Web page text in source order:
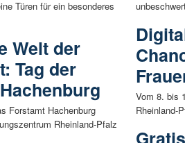
Türen für ein besonderes
Welt der
Tag der
Forstamt Hachenburg
Rheinland-Pfalz
Vom 8. bis
Rheinland-